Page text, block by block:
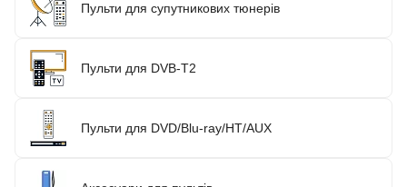
Пульти для супутникових тюнерів
Пульти для DVB-T2
Пульти для DVD/Blu-ray/HT/AUX